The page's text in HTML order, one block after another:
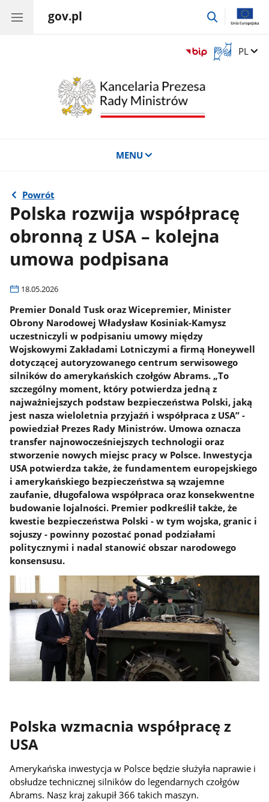
gov.pl
przejdź
Otwórz
okno
Zmień
PL
MENU
Powrót
Polska rozwija współpracę
obronną z USA – kolejna
umowa podpisana
18.05.2026
Premier Donald Tusk oraz Wicepremier, Minister
Obrony Narodowej Władysław Kosiniak-Kamysz
uczestniczyli w podpisaniu umowy między
Wojskowymi Zakładami Lotniczymi a firmą Honeywell
dotyczącej autoryzowanego centrum serwisowego
silników do amerykańskich czołgów Abrams. „To
szczególny moment, który potwierdza jedną z
najważniejszych podstaw bezpieczeństwa Polski, jaką
jest nasza wieloletnia przyjaźń i współpraca z USA” -
powiedział Prezes Rady Ministrów. Umowa oznacza
transfer najnowocześniejszych technologii oraz
stworzenie nowych miejsc pracy w Polsce. Inwestycja
USA potwierdza także, że fundamentem europejskiego
i amerykańskiego bezpieczeństwa są wzajemne
zaufanie, długofalowa współpraca oraz konsekwentne
budowanie lojalności. Premier podkreślił także, że
kwestie bezpieczeństwa Polski - w tym wojska, granic i
sojuszy - powinny pozostać ponad podziałami
politycznymi i nadal stanowić obszar narodowego
konsensusu.
Polska wzmacnia współpracę z
USA
Amerykańska inwestycja w Polsce będzie służyła naprawie i
obsłudze technicznej silników do legendarnych czołgów
Abrams. Nasz kraj zakupił 366 takich maszyn.